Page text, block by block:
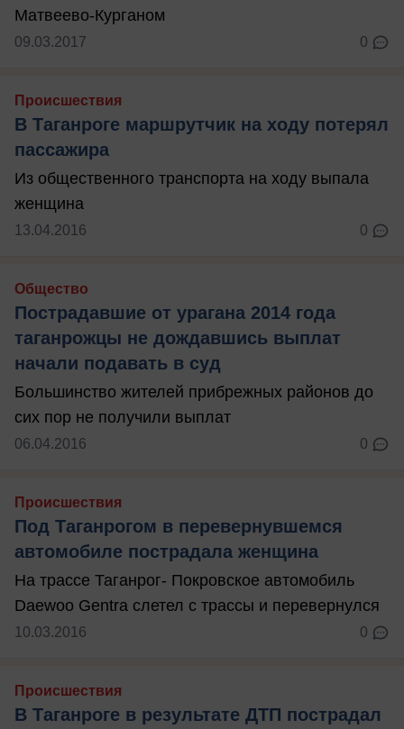
Матвеево-Курганом
09.03.2017 0
Происшествия
В Таганроге маршрутчик на ходу потерял
пассажира
Из общественного транспорта на ходу выпала
женщина
13.04.2016 0
Общество
Пострадавшие от урагана 2014 года
таганрожцы не дождавшись выплат
начали подавать в суд
Большинство жителей прибрежных районов до
сих пор не получили выплат
06.04.2016 0
Происшествия
Под Таганрогом в перевернувшемся
автомобиле пострадала женщина
На трассе Таганрог- Покровское автомобиль
Daewoo Gentra слетел с трассы и перевернулся
10.03.2016 0
Происшествия
В Таганроге в результате ДТП пострадал